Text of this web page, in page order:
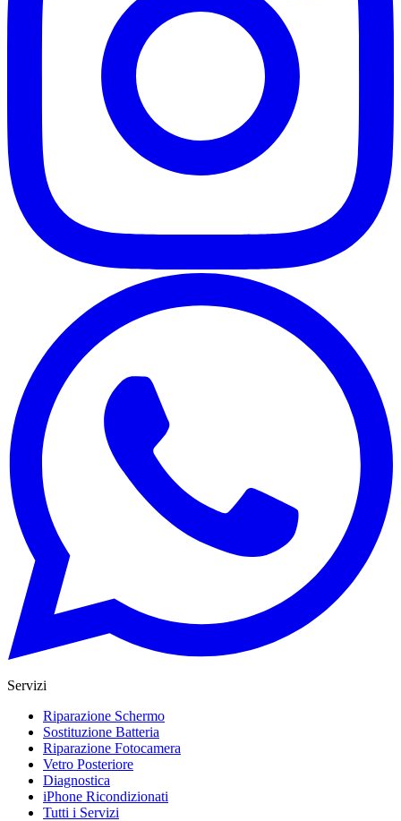
Servizi
Riparazione Schermo
Sostituzione Batteria
Riparazione Fotocamera
Vetro Posteriore
Diagnostica
iPhone Ricondizionati
Tutti i Servizi